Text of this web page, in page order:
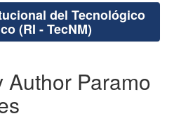
del Tecnológico
(RI - TecNM)
Author Paramo